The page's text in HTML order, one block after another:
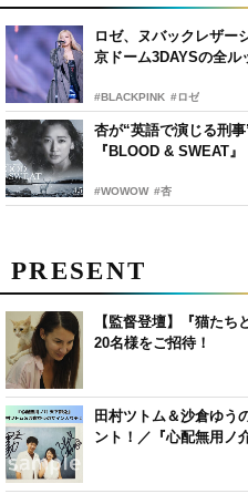
ロゼ、ヌバックレザ
京ドーム3DAYSの全ル
#BLACKPINK #ロゼ
杏が“英語で演じる刑
『BLOOD & SWEAT』
#WOWOW #杏
PRESENT
【監督登壇】『猫たち
20名様をご招待！
田村ツトム＆沙倉ゆう
ント！／『心配無用ノ